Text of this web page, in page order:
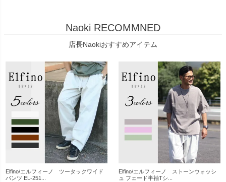
Naoki RECOMMNED
店長Naokiおすすめアイテム
Elfino/エルフィーノ ツータックワイド
パンツ EL-251...
Elfino/エルフィーノ ストーンウォッシ
ュ フェード半袖Tシ...